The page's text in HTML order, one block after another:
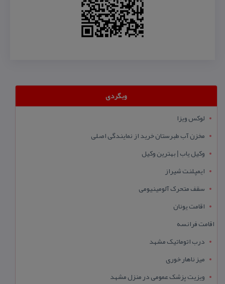
وبگردی
لوکس ویزا
مخزن آب طبرستان خرید از نمایندگی اصلی
وکیل یاب | بهترین وکیل
ایمپلنت شیراز
سقف متحرک آلومینیومی
اقامت یونان
اقامت فرانسه
درب اتوماتیک مشهد
میز ناهار خوری
ویزیت پزشک عمومی در منزل مشهد